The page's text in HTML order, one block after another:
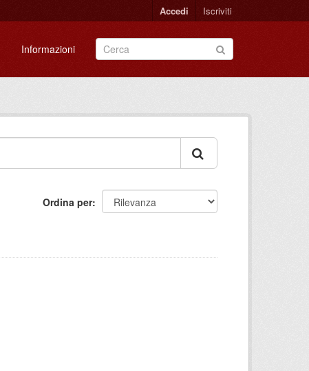
Accedi Iscriviti
Informazioni
Ordina per